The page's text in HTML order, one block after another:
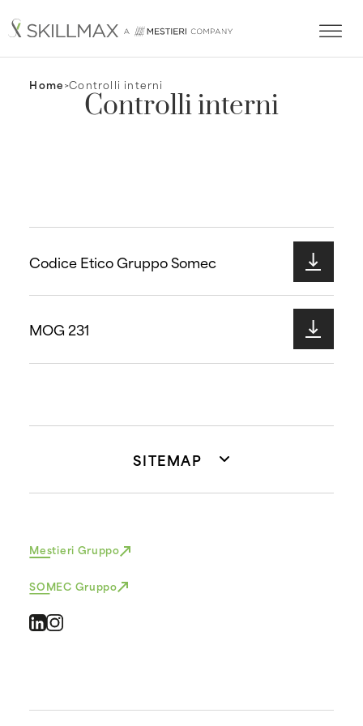
Home>Controlli interni
Controlli interni
Codice Etico Gruppo Somec Download
MOG 231 Download
SITEMAP
Mestieri Gruppo
SOMEC Gruppo